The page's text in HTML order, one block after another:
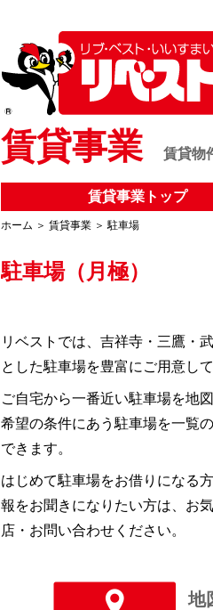
賃貸事業 賃貸物
賃貸事業トップ
ホーム ＞ 賃貸事業 ＞ 駐車場
駐車場（月極）
リベストでは、吉祥寺・三鷹・
とした駐車場を豊富にご用意して
ご自宅から一番近い駐車場を地
希望の条件にあう駐車場を一覧
できます。
はじめて駐車場をお借りになる
報をお聞きになりたい方は、お
店・お問い合わせください。
地